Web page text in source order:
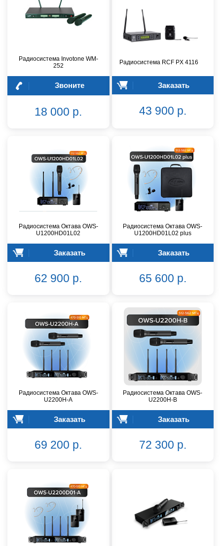
Радиосистема Invotone WM-
252
Звоните
18 000 р.
Радиосистема RCF PX 4116
Заказать
43 900 р.
Радиосистема Октава OWS-
U1200HD01L02
Заказать
62 900 р.
Радиосистема Октава OWS-
U1200HD01L02 plus
Заказать
65 600 р.
Радиосистема Октава OWS-
U2200H-A
Заказать
69 200 р.
Радиосистема Октава OWS-
U2200H-B
Заказать
72 300 р.